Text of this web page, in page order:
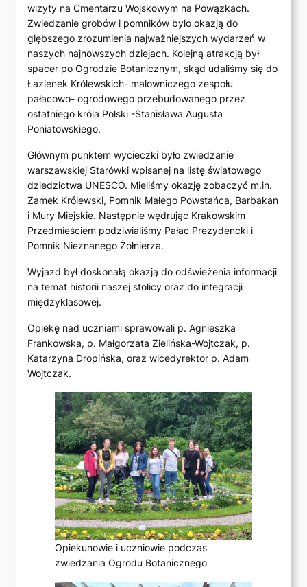
wizyty na Cmentarzu Wojskowym na Powązkach.
Zwiedzanie grobów i pomników było okazją do
głębszego zrozumienia najważniejszych wydarzeń w
naszych najnowszych dziejach. Kolejną atrakcją był
spacer po Ogrodzie Botanicznym, skąd udaliśmy się do
Łazienek Królewskich- malowniczego zespołu
pałacowo- ogrodowego przebudowanego przez
ostatniego króla Polski -Stanisława Augusta
Poniatowskiego.
Głównym punktem wycieczki było zwiedzanie
warszawskiej Starówki wpisanej na listę światowego
dziedzictwa UNESCO. Mieliśmy okazję zobaczyć m.in.
Zamek Królewski, Pomnik Małego Powstańca, Barbakan
i Mury Miejskie. Następnie wędrując Krakowskim
Przedmieściem podziwialiśmy Pałac Prezydencki i
Pomnik Nieznanego Żołnierza.
Wyjazd był doskonałą okazją do odświeżenia informacji
na temat historii naszej stolicy oraz do integracji
międzyklasowej.
Opiekę nad uczniami sprawowali p. Agnieszka
Frankowska, p. Małgorzata Zielińska-Wojtczak, p.
Katarzyna Dropińska, oraz wicedyrektor p. Adam
Wojtczak.
Opiekunowie i uczniowie podczas
zwiedzania Ogrodu Botanicznego